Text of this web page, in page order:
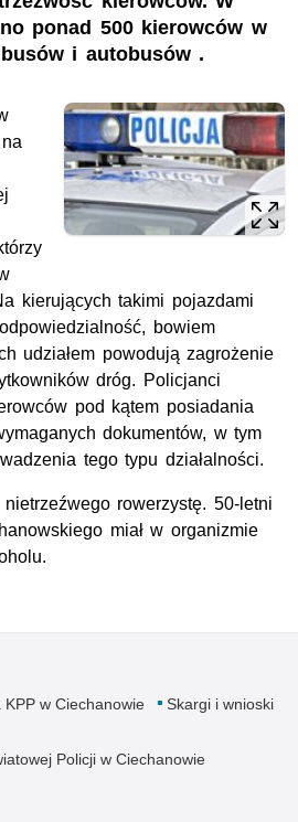
ponad 500 kierowców w
i autobusów .
kierujących takimi pojazdami
bowiem
udziałem powodują zagrożenie
dróg. Policjanci
pod kątem posiadania
dokumentów, w tym
tego typu działalności.
rowerzystę. 50-letni
miał w organizmie
KPP w Ciechanowie
Skargi i wnioski
Policji w Ciechanowie